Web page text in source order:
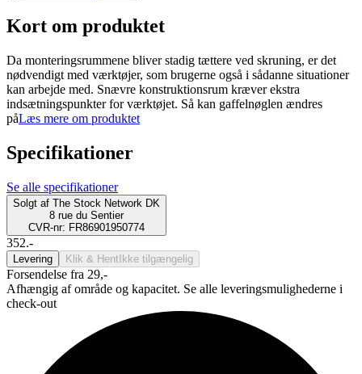
Kort om produktet
Da monteringsrummene bliver stadig tættere ved skruning, er det
nødvendigt med værktøjer, som brugerne også i sådanne situationer
kan arbejde med. Snævre konstruktionsrum kræver ekstra
indsætningspunkter for værktøjet. Så kan gaffelnøglen ændres
påLæs mere om produktet
Specifikationer
Se alle specifikationer
Solgt af The Stock Network DK
8 rue du Sentier
CVR-nr: FR86901950774
352.-
Levering Klik & Hent Ikke tilgængelig
Forsendelse fra 29,-
Afhængig af område og kapacitet. Se alle leveringsmulighederne i
check-out